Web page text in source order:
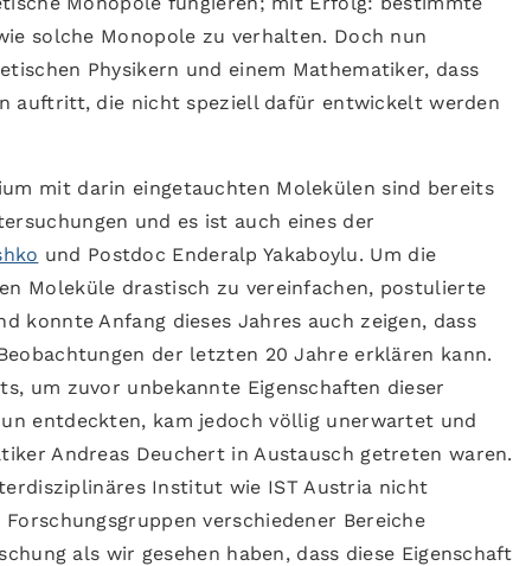
solche Monopole zu verhalten. Doch nun
Physikern und einem Mathematiker, dass
auftritt, die nicht speziell dafür entwickelt werden
mit darin eingetauchten Molekülen sind bereits
und es ist auch eines der
und Postdoc Enderalp Yakaboylu. Um die
Moleküle drastisch zu vereinfachen, postulierte
konnte Anfang dieses Jahres auch zeigen, dass
der letzten 20 Jahre erklären kann.
um zuvor unbekannte Eigenschaften dieser
entdeckten, kam jedoch völlig unerwartet und
Andreas Deuchert in Austausch getreten waren.
Institut wie IST Austria nicht
verschiedener Bereiche
als wir gesehen haben, dass diese Eigenschaft